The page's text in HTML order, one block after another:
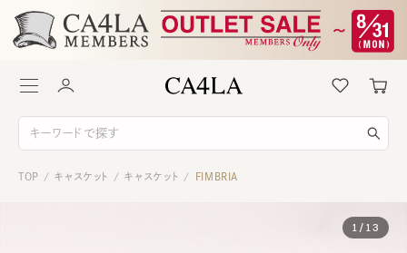
TOP / キャスケット / キャスケット / FIMBRIA
1 / 13